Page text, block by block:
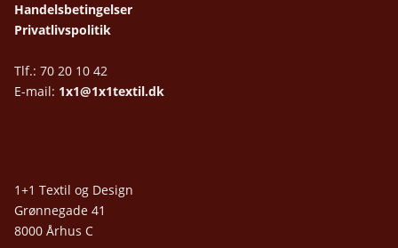
Handelsbetingelser
Privatlivspolitik
Tlf.: 70 20 10 42
E-mail: 1x1@1x1textil.dk
1+1 Textil og Design
Grønnegade 41
8000 Århus C